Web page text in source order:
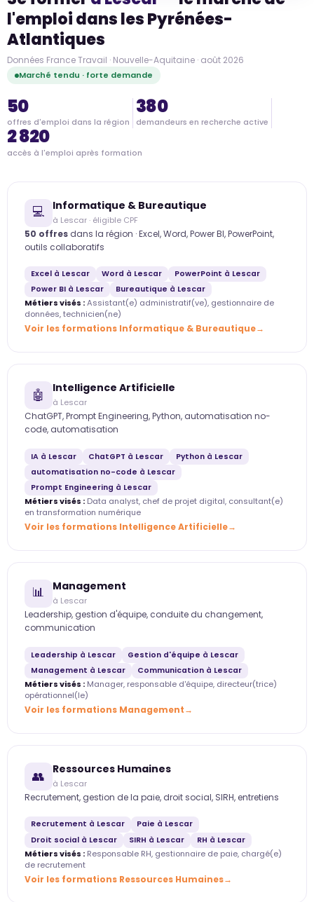
l'emploi dans les Pyrénées-
Atlantiques
Données France Travail · Nouvelle-Aquitaine · août 2026
Marché tendu · forte demande
50
offres d'emploi dans la région
380
demandeurs en recherche active
2 820
accès à l'emploi après formation
💻 Informatique & Bureautique
à Lescar · éligible CPF
50 offres dans la région · Excel, Word, Power BI, PowerPoint,
outils collaboratifs
Excel à Lescar Word à Lescar
PowerPoint à Lescar
Power BI à Lescar
Bureautique à Lescar
Métiers visés :Assistant(e) administratif(ve), gestionnaire de
données, technicien(ne)
Voir les formations Informatique & Bureautique
🤖 Intelligence Artificielle
à Lescar
ChatGPT, Prompt Engineering, Python, automatisation no-
code, automatisation
IA à Lescar ChatGPT à Lescar
Python à Lescar
automatisation no-code à Lescar
Prompt Engineering à Lescar
Métiers visés : Data analyst, chef de projet digital, consultant(e)
en transformation numérique
Voir les formations Intelligence Artificielle
📊 Management
à Lescar
Leadership, gestion d'équipe, conduite du changement,
communication
Leadership à Lescar
Gestion d'équipe à Lescar
Management à Lescar
Communication à Lescar
Métiers visés : Manager, responsable d'équipe, directeur(trice)
opérationnel(le)
Voir les formations Management
👥 Ressources Humaines
à Lescar
Recrutement, gestion de la paie, droit social, SIRH, entretiens
Recrutement à Lescar
Paie à Lescar
Droit social à Lescar
SIRH à Lescar RH à Lescar
Métiers visés : Responsable RH, gestionnaire de paie, chargé(e)
de recrutement
Voir les formations Ressources Humaines